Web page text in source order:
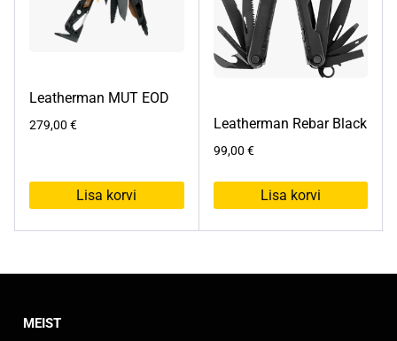
tootelehel.
Leatherman MUT EOD
279,00 €
Lisa korvi
Leatherman Rebar Black
99,00 €
Lisa korvi
MEIST